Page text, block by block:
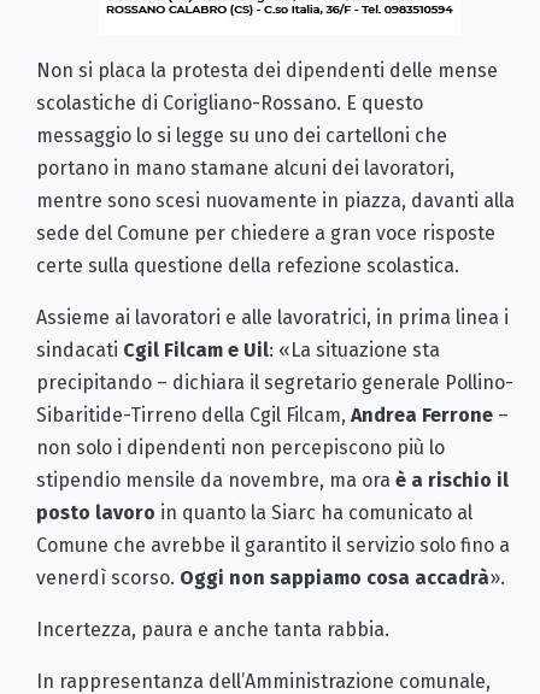
Non si placa la protesta dei dipendenti delle mense
scolastiche di Corigliano-Rossano. E questo
messaggio lo si legge su uno dei cartelloni che
portano in mano stamane alcuni dei lavoratori,
mentre sono scesi nuovamente in piazza, davanti alla
sede del Comune per chiedere a gran voce risposte
certe sulla questione della refezione scolastica.
Assieme ai lavoratori e alle lavoratrici, in prima linea i
sindacati Cgil Filcam e Uil: «La situazione sta
precipitando – dichiara il segretario generale Pollino-
Sibaritide-Tirreno della Cgil Filcam, Andrea Ferrone –
non solo i dipendenti non percepiscono più lo
stipendio mensile da novembre, ma ora è a rischio il
posto lavoro in quanto la Siarc ha comunicato al
Comune che avrebbe il garantito il servizio solo fino a
venerdì scorso. Oggi non sappiamo cosa accadrà».
Incertezza, paura e anche tanta rabbia.
In rappresentanza dell’Amministrazione comunale,